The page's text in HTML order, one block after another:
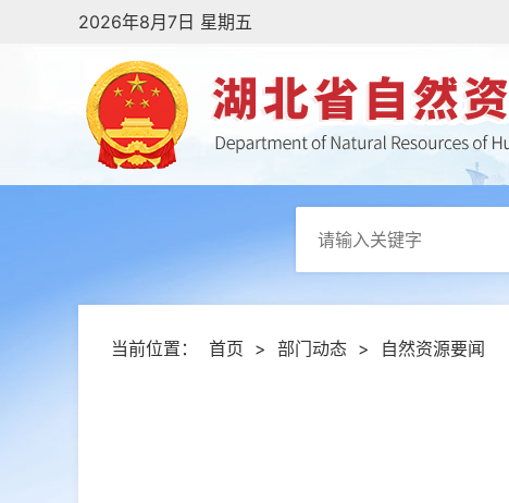
2026年8月7日 星期五
当前位置： 首页 > 部门动态 > 自然资源要闻